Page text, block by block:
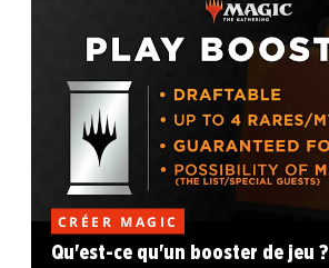
CRÉER MAGIC
Qu'est-ce qu'un booster de jeu ?